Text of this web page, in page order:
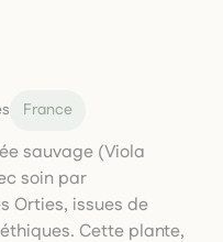
France
sauvage (Viola
soin par
Orties, issues de
Cette plante,